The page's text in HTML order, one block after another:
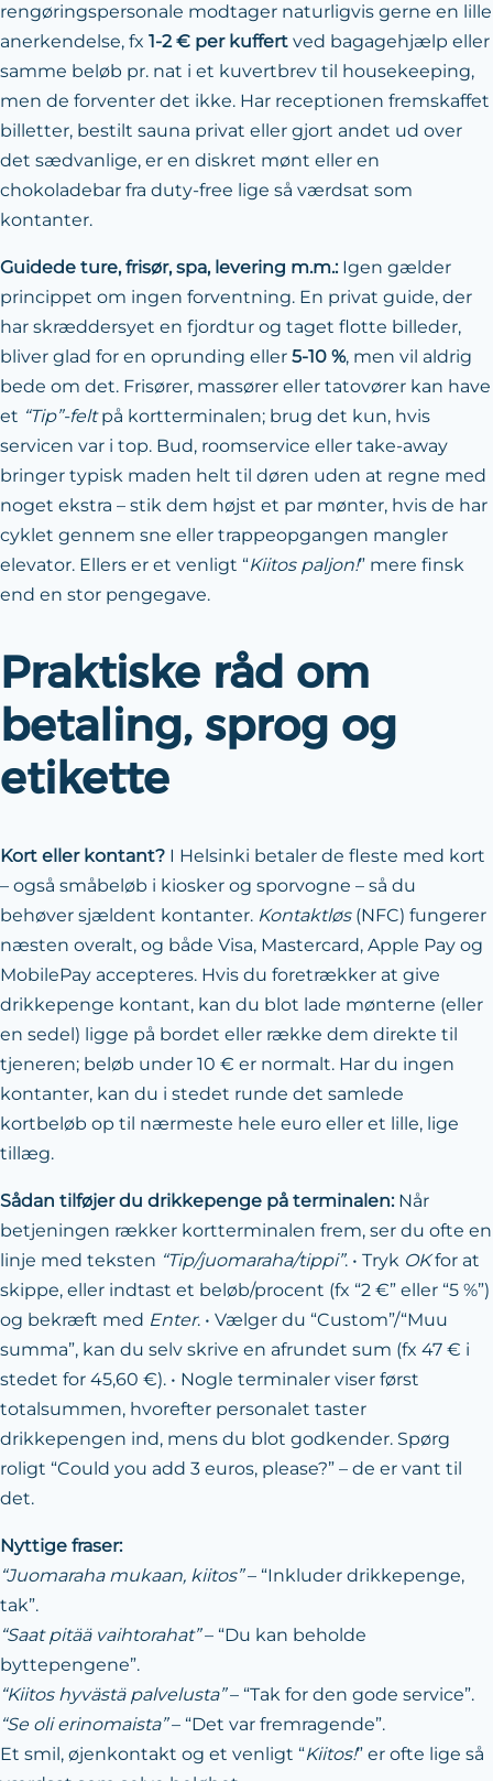
rengøringspersonale modtager naturligvis gerne en lille
anerkendelse, fx 1-2 € per kuffert ved bagagehjælp eller
samme beløb pr. nat i et kuvertbrev til housekeeping,
men de forventer det ikke. Har receptionen fremskaffet
billetter, bestilt sauna privat eller gjort andet ud over
det sædvanlige, er en diskret mønt eller en
chokoladebar fra duty-free lige så værdsat som
kontanter.
Guidede ture, frisør, spa, levering m.m.:Igen gælder
princippet om ingen forventning. En privat guide, der
har skræddersyet en fjordtur og taget flotte billeder,
bliver glad for en oprunding eller 5-10 %, men vil aldrig
bede om det. Frisører, massører eller tatovører kan have
et “Tip”-feltpå kortterminalen; brug det kun, hvis
servicen var i top. Bud, roomservice eller take-away
bringer typisk maden helt til døren uden at regne med
noget ekstra – stik dem højst et par mønter, hvis de har
cyklet gennem sne eller trappeopgangen mangler
elevator. Ellers er et venligt “Kiitos paljon!” mere finsk
end en stor pengegave.
Praktiske råd om
betaling, sprog og
etikette
Kort eller kontant? I Helsinki betaler de fleste med kort
– også småbeløb i kiosker og sporvogne – så du
behøver sjældent kontanter. Kontaktløs(NFC) fungerer
næsten overalt, og både Visa, Mastercard, Apple Pay og
MobilePay accepteres. Hvis du foretrækker at give
drikkepenge kontant, kan du blot lade mønterne (eller
en sedel) ligge på bordet eller række dem direkte til
tjeneren; beløb under 10 € er normalt. Har du ingen
kontanter, kan du i stedet runde det samlede
kortbeløb op til nærmeste hele euro eller et lille, lige
tillæg.
Sådan tilføjer du drikkepenge på terminalen:Når
betjeningen rækker kortterminalen frem, ser du ofte en
linje med teksten “Tip/juomaraha/tippi”. • Tryk OKfor at
skippe, eller indtast et beløb/procent (fx “2 €” eller “5 %”)
og bekræft med Enter. • Vælger du “Custom”/“Muu
summa”, kan du selv skrive en afrundet sum (fx 47 € i
stedet for 45,60 €). • Nogle terminaler viser først
totalsummen, hvorefter personalet taster
drikkepengen ind, mens du blot godkender. Spørg
roligt “Could you add 3 euros, please?” – de er vant til
det.
Nyttige fraser:
“Juomaraha mukaan, kiitos”– “Inkluder drikkepenge,
tak”.
“Saat pitää vaihtorahat”– “Du kan beholde
byttepengene”.
“Kiitos hyvästä palvelusta”– “Tak for den gode service”.
“Se oli erinomaista”– “Det var fremragende”.
Et smil, øjenkontakt og et venligt “Kiitos!” er ofte lige så